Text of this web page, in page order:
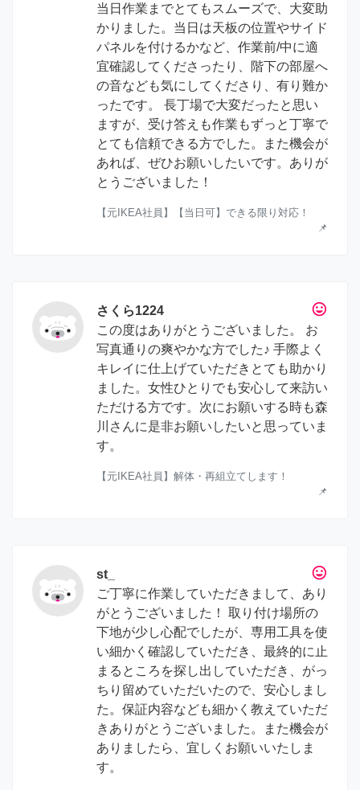
当日作業までとてもスムーズで、大変助
かりました。当日は天板の位置やサイド
パネルを付けるかなど、作業前/中に適
宜確認してくださったり、階下の部屋へ
の音なども気にしてくださり、有り難か
ったです。 長丁場で大変だったと思い
ますが、受け答えも作業もずっと丁寧で
とても信頼できる方でした。また機会が
あれば、ぜひお願いしたいです。ありが
とうございました！
【元IKEA社員】【当日可】できる限り対応！
📌
tag_faces
さくら1224
この度はありがとうございました。 お
写真通りの爽やかな方でした♪ 手際よく
キレイに仕上げていただきとても助かり
ました。女性ひとりでも安心して来訪い
ただける方です。次にお願いする時も森
川さんに是非お願いしたいと思っていま
す。
【元IKEA社員】解体・再組立てします！
📌
tag_faces
st_
ご丁寧に作業していただきまして、あり
がとうございました！ 取り付け場所の
下地が少し心配でしたが、専用工具を使
い細かく確認していただき、最終的に止
まるところを探し出していただき、がっ
ちり留めていただいたので、安心しまし
た。保証内容なども細かく教えていただ
きありがとうございました。また機会が
ありましたら、宜しくお願いいたしま
す。